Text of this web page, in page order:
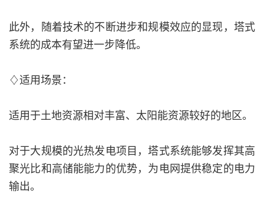
此外，随着技术的不断进步和规模效应的显现，塔式
系统的成本有望进一步降低。
♢适用场景：
适用于土地资源相对丰富、太阳能资源较好的地区。
对于大规模的光热发电项目，塔式系统能够发挥其高
聚光比和高储能能力的优势，为电网提供稳定的电力
输出。